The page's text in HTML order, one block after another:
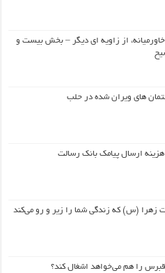
از زاویه ای دیگر – بخش بیست و
های ویران شده در حلب
ارسال پیامک بانک رسالت
زهرا (س) که زندگی شما را زیر و رو می‌کند
را هم می‌خواهد اشغال کند؟